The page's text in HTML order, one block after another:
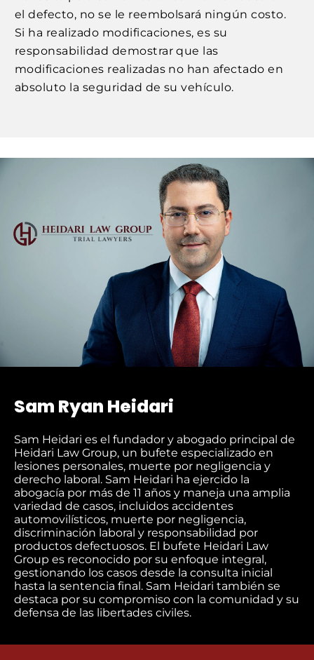
el defecto, no se le reembolsará ningún costo.
Si ha realizado modificaciones, es su
responsabilidad demostrar que las
modificaciones realizadas no han afectado en
absoluto la seguridad de su vehículo.
Sam Ryan Heidari
Sam Heidari es el fundador y abogado principal de
Heidari Law Group, un bufete especializado en
lesiones personales, muerte por negligencia y
derecho laboral. Sam Heidari ha ejercido la
abogacía por más de 11 años y maneja una amplia
variedad de casos, incluidos accidentes
automovilísticos, muerte por negligencia,
discriminación laboral y responsabilidad por
productos defectuosos. El bufete Heidari Law
Group es reconocido por su enfoque integral,
gestionando los casos desde la consulta inicial
hasta la sentencia final. Sam Heidari también se
destaca por su compromiso con la comunidad y su
defensa de las libertades civiles.